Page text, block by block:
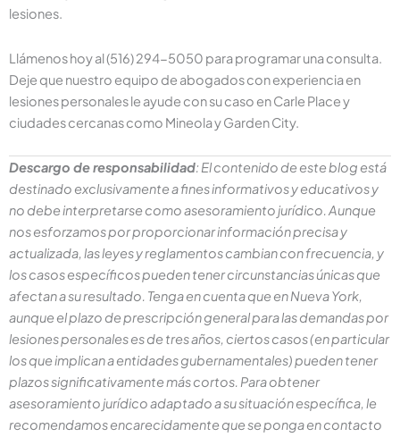
lesiones.
Llámenos hoy al (516) 294-5050 para programar una consulta.
Deje que nuestro equipo de abogados con experiencia en
lesiones personales le ayude con su caso en Carle Place y
ciudades cercanas como Mineola y Garden City.
Descargo de responsabilidad: El contenido de este blog está
destinado exclusivamente a fines informativos y educativos y
no debe interpretarse como asesoramiento jurídico. Aunque
nos esforzamos por proporcionar información precisa y
actualizada, las leyes y reglamentos cambian con frecuencia, y
los casos específicos pueden tener circunstancias únicas que
afectan a su resultado. Tenga en cuenta que en Nueva York,
aunque el plazo de prescripción general para las demandas por
lesiones personales es de tres años, ciertos casos (en particular
los que implican a entidades gubernamentales) pueden tener
plazos significativamente más cortos. Para obtener
asesoramiento jurídico adaptado a su situación específica, le
recomendamos encarecidamente que se ponga en contacto